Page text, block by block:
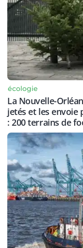
écologie
La Nouvelle-
jetés et les envoie
: 200 terrains de